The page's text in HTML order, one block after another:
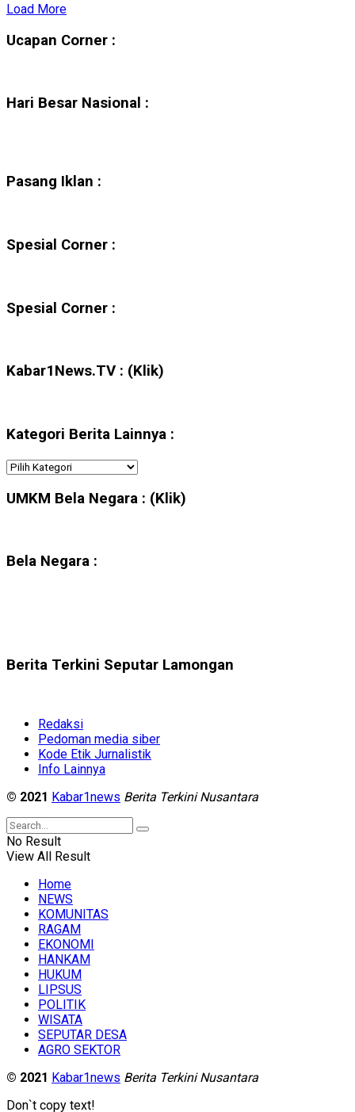
Load More
Ucapan Corner :
Hari Besar Nasional :
Pasang Iklan :
Spesial Corner :
Spesial Corner :
Kabar1News.TV : (Klik)
Kategori Berita Lainnya :
Kategori
Lainnya
UMKM Bela Negara : (Klik)
Bela Negara :
Berita Terkini Seputar Lamongan
Redaksi
Pedoman media siber
Kode Etik Jurnalistik
Info Lainnya
© 2021 Kabar1news Berita Terkini Nusantara
No Result
View All Result
Home
NEWS
KOMUNITAS
RAGAM
EKONOMI
HANKAM
HUKUM
LIPSUS
POLITIK
WISATA
SEPUTAR DESA
AGRO SEKTOR
© 2021 Kabar1news Berita Terkini Nusantara
Don`t copy text!